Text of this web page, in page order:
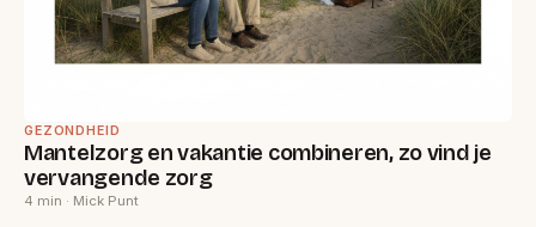
GEZONDHEID
Mantelzorg en vakantie combineren, zo vind je
vervangende zorg
4 min · Mick Punt